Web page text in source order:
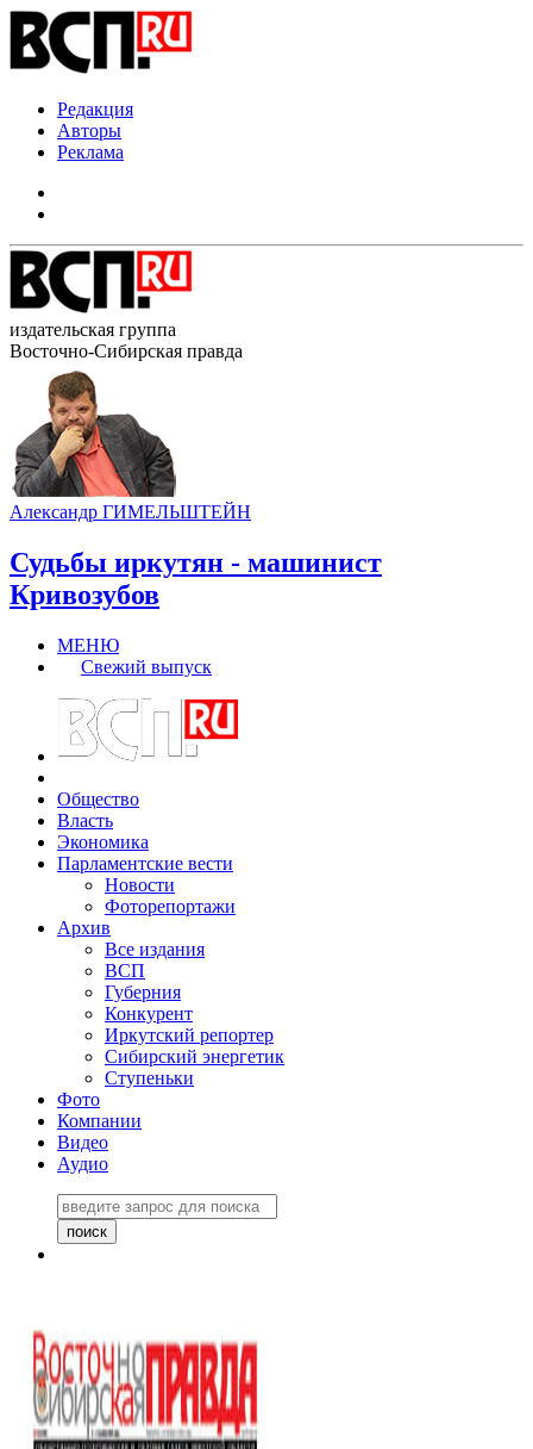
Редакция
Авторы
Реклама
издательская группа
Восточно-Сибирская правда
Александр ГИМЕЛЬШТЕЙН
Судьбы иркутян - машинист
Кривозубов
МЕНЮ
Свежий выпуск
Общество
Власть
Экономика
Парламентские вести
Новости
Фоторепортажи
Архив
Все издания
ВСП
Губерния
Конкурент
Иркутский репортер
Сибирский энергетик
Ступеньки
Фото
Компании
Видео
Аудио